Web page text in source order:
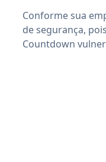
Conforme sua
de segurança,
Countdown